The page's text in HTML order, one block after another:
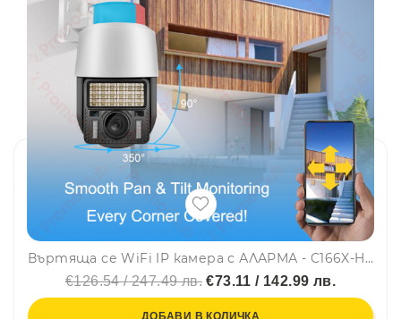
Въртяща се WiFi IP камера с АЛАРМА - C166X-H-4G 5MP, камера за видеонаблюдение с фиксиран фокус, със слот SIM и SD карта, V380, SMARTHOME
€126.54 / 247.49 лв. €73.11 / 142.99 лв.
ДОБАВИ В КОЛИЧКА